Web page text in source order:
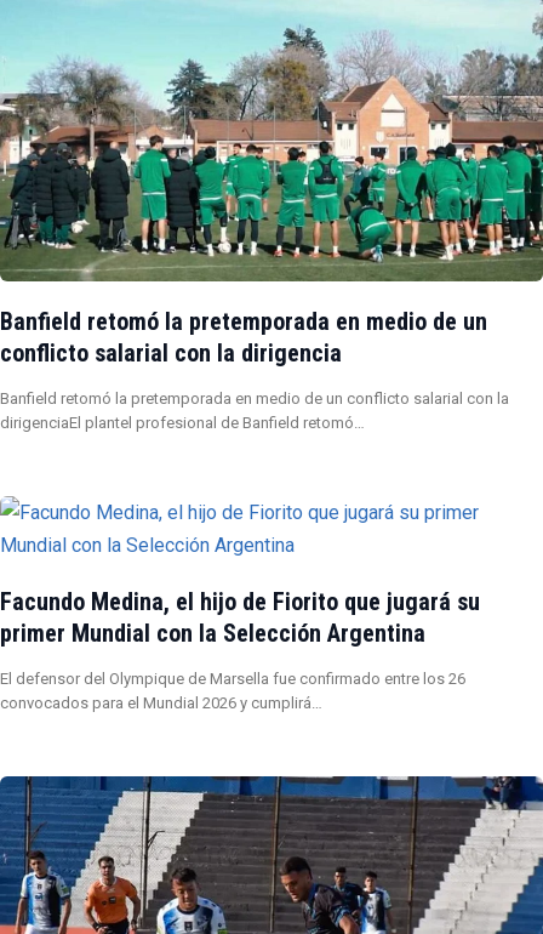
Banfield retomó la pretemporada en medio de un
conflicto salarial con la dirigencia
Banfield retomó la pretemporada en medio de un conflicto salarial con la
dirigenciaEl plantel profesional de Banfield retomó…
Facundo Medina, el hijo de Fiorito que jugará su
primer Mundial con la Selección Argentina
El defensor del Olympique de Marsella fue confirmado entre los 26
convocados para el Mundial 2026 y cumplirá…